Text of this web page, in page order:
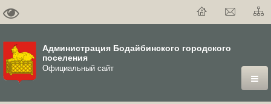
Администрация Бодайбинского городского
поселения
Официальный сайт